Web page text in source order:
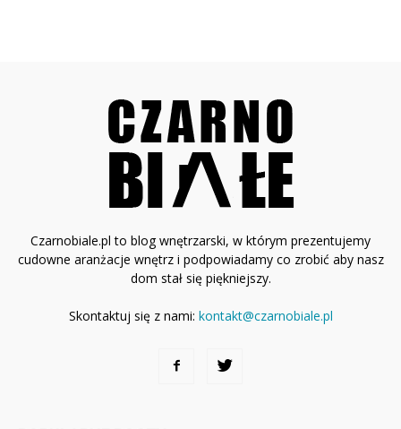
Czarnobiale.pl to blog wnętrzarski, w którym prezentujemy
cudowne aranżacje wnętrz i podpowiadamy co zrobić aby nasz
dom stał się piękniejszy.
Skontaktuj się z nami: kontakt@czarnobiale.pl